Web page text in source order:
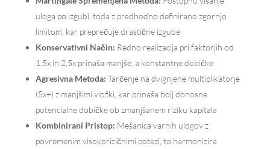
uloga po izgubi, toda z predhodno definirano zgornjo
limitom, kar preprečuje drastične izgube
Konservativni Način: Redno realizacija pri faktorjih od
1,5x in 2,5x prinaša manjše, a konstantne dobičke
Agresivna Metoda: Tarčenje na dvignjene multiplikatorje
(5x+) z manjšimi vložki, kar prinaša bolj donosne
potencialne dobičke ob zmanjšanem riziku kapitala
Kombinirani Pristop: Mešanica varnih ulogov z
povremenim visokorizičnimi potezi, to harmonizira